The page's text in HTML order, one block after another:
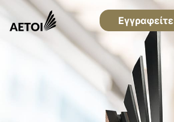
Εγγραφείτε